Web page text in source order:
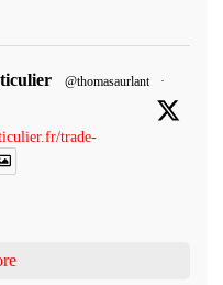
@thomasaurlant
·
trade-